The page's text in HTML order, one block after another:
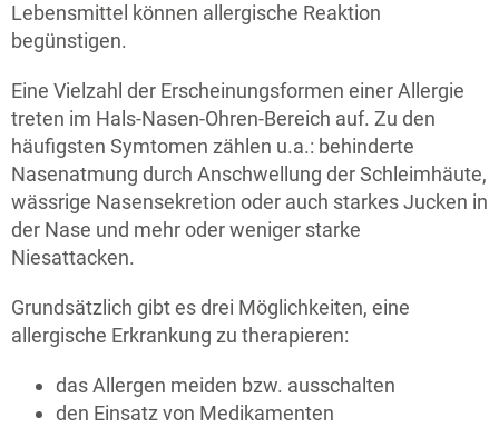
Lebensmittel können allergische Reaktion
begünstigen.
Eine Vielzahl der Erscheinungsformen einer Allergie
treten im Hals-Nasen-Ohren-Bereich auf. Zu den
häufigsten Symtomen zählen u.a.: behinderte
Nasenatmung durch Anschwellung der Schleimhäute,
wässrige Nasensekretion oder auch starkes Jucken in
der Nase und mehr oder weniger starke
Niesattacken.
Grundsätzlich gibt es drei Möglichkeiten, eine
allergische Erkrankung zu therapieren:
das Allergen meiden bzw. ausschalten
den Einsatz von Medikamenten